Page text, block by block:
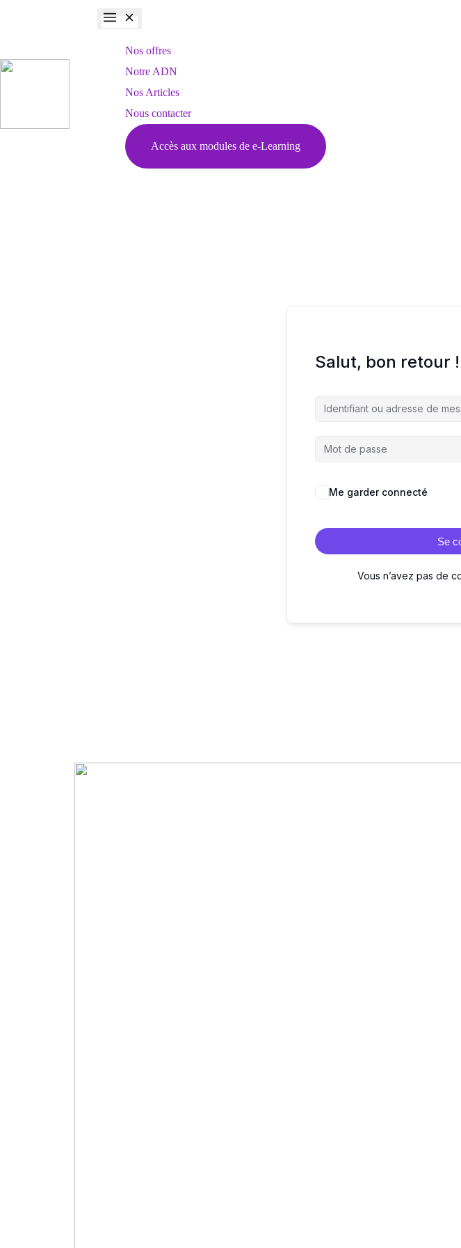
Nos offres
Notre ADN
Nos Articles
Nous contacter
Accès aux modules de e-Learning
Salut, bon retour !
Me garder connecté
Se
Vous n’avez pas de